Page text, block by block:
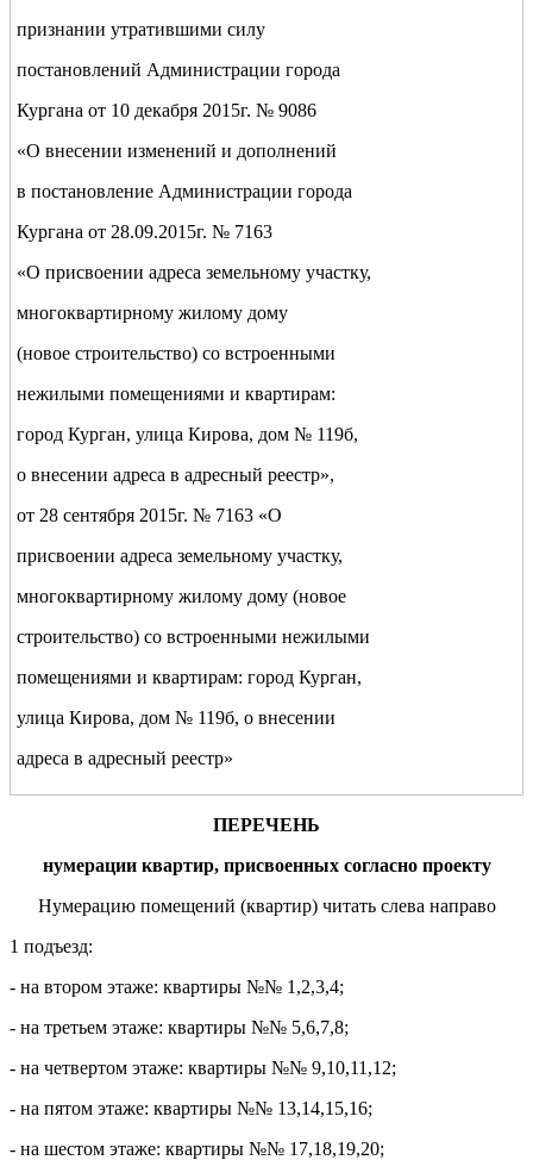
признании утратившими силу
постановлений Администрации города
Кургана от 10 декабря 2015г. № 9086
«О внесении изменений и дополнений
в постановление Администрации города
Кургана от 28.09.2015г. № 7163
«О присвоении адреса земельному участку,
многоквартирному жилому дому
(новое строительство) со встроенными
нежилыми помещениями и квартирам:
город Курган, улица Кирова, дом № 119б,
о внесении адреса в адресный реестр»,
от 28 сентября 2015г. № 7163 «О
присвоении адреса земельному участку,
многоквартирному жилому дому (новое
строительство) со встроенными нежилыми
помещениями и квартирам: город Курган,
улица Кирова, дом № 119б, о внесении
адреса в адресный реестр»
ПЕРЕЧЕНЬ
нумерации квартир, присвоенных согласно проекту
Нумерацию помещений (квартир) читать слева направо
1 подъезд:
- на втором этаже: квартиры №№ 1,2,3,4;
- на третьем этаже: квартиры №№ 5,6,7,8;
- на четвертом этаже: квартиры №№ 9,10,11,12;
- на пятом этаже: квартиры №№ 13,14,15,16;
- на шестом этаже: квартиры №№ 17,18,19,20;